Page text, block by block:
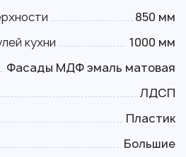
850 мм
кухни
1000 мм
Фасады МДФ эмаль матовая
ЛДСП
Пластик
Большие